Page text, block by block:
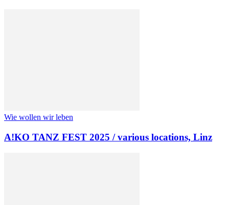
Wie wollen wir leben
A!KO TANZ FEST 2025 / various locations, Linz